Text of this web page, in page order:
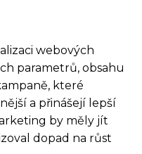
webových
parametrů, obsahu
které
a přinášejí lepší
by měly jít
dopad na růst